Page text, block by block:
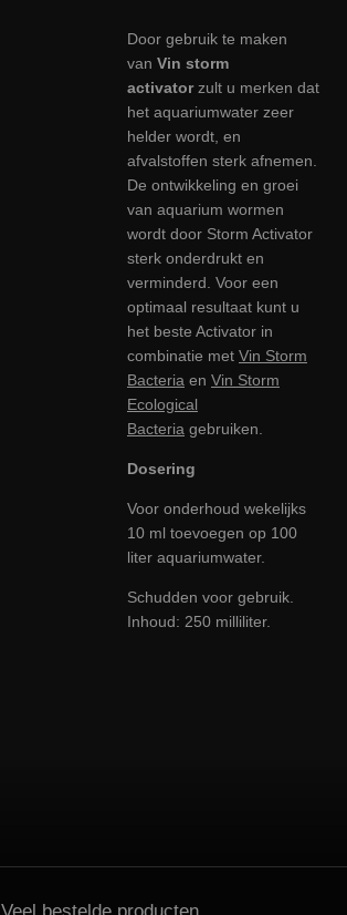
Door gebruik te maken
van Vin storm
activator zult u merken dat
het aquariumwater zeer
helder wordt, en
afvalstoffen sterk afnemen.
De ontwikkeling en groei
van aquarium wormen
wordt door Storm Activator
sterk onderdrukt en
verminderd. Voor een
optimaal resultaat kunt u
het beste Activator in
combinatie met Vin Storm
Bacteria en Vin Storm
Ecological
Bacteria gebruiken.
Dosering
Voor onderhoud wekelijks
10 ml toevoegen op 100
liter aquariumwater.
Schudden voor gebruik.
Inhoud: 250 milliliter.
Veel bestelde producten